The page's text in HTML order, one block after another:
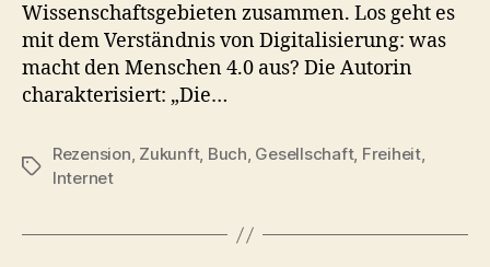
Wissenschaftsgebieten zusammen. Los geht es
mit dem Verständnis von Digitalisierung: was
macht den Menschen 4.0 aus? Die Autorin
charakterisiert: „Die…
Schlagwörter
Rezension, Zukunft, Buch, Gesellschaft, Freiheit,
Internet